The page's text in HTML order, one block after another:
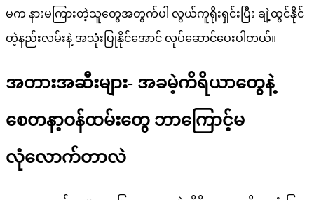
မက နားမကြားတဲ့သူတွေအတွက်ပါ လွယ်ကူရိုးရှင်းပြီး ချဲ့ထွင်နိုင်
တဲ့နည်းလမ်းနဲ့ အသုံးပြုနိုင်အောင် လုပ်ဆောင်ပေးပါတယ်။
အတားအဆီးများ- အခမဲ့ကိရိယာတွေနဲ့
စေတနာ့ဝန်ထမ်းတွေ ဘာကြောင့်မ
လုံလောက်တာလဲ